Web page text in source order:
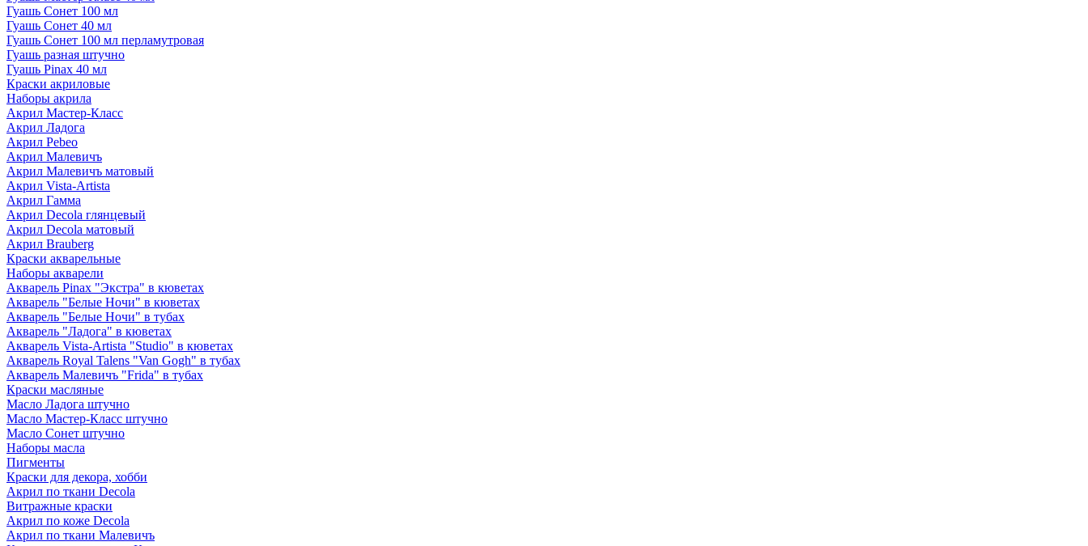
Гуашь Сонет 100 мл
Гуашь Сонет 40 мл
Гуашь Сонет 100 мл перламутровая
Гуашь разная штучно
Гуашь Pinax 40 мл
Краски акриловые
Наборы акрила
Акрил Мастер-Класс
Акрил Ладога
Акрил Pebeo
Акрил Малевичъ
Акрил Малевичъ матовый
Акрил Vista-Artista
Акрил Гамма
Акрил Decola глянцевый
Акрил Decola матовый
Акрил Brauberg
Краски акварельные
Наборы акварели
Акварель Pinax "Экстра" в кюветах
Акварель "Белые Ночи" в кюветах
Акварель "Белые Ночи" в тубах
Акварель "Ладога" в кюветах
Акварель Vista-Artista "Studio" в кюветах
Акварель Royal Talens "Van Gogh" в тубах
Акварель Малевичъ "Frida" в тубах
Краски масляные
Масло Ладога штучно
Масло Мастер-Класс штучно
Масло Сонет штучно
Наборы масла
Пигменты
Краски для декора, хобби
Акрил по ткани Decola
Витражные краски
Акрил по коже Decola
Акрил по ткани Малевичъ